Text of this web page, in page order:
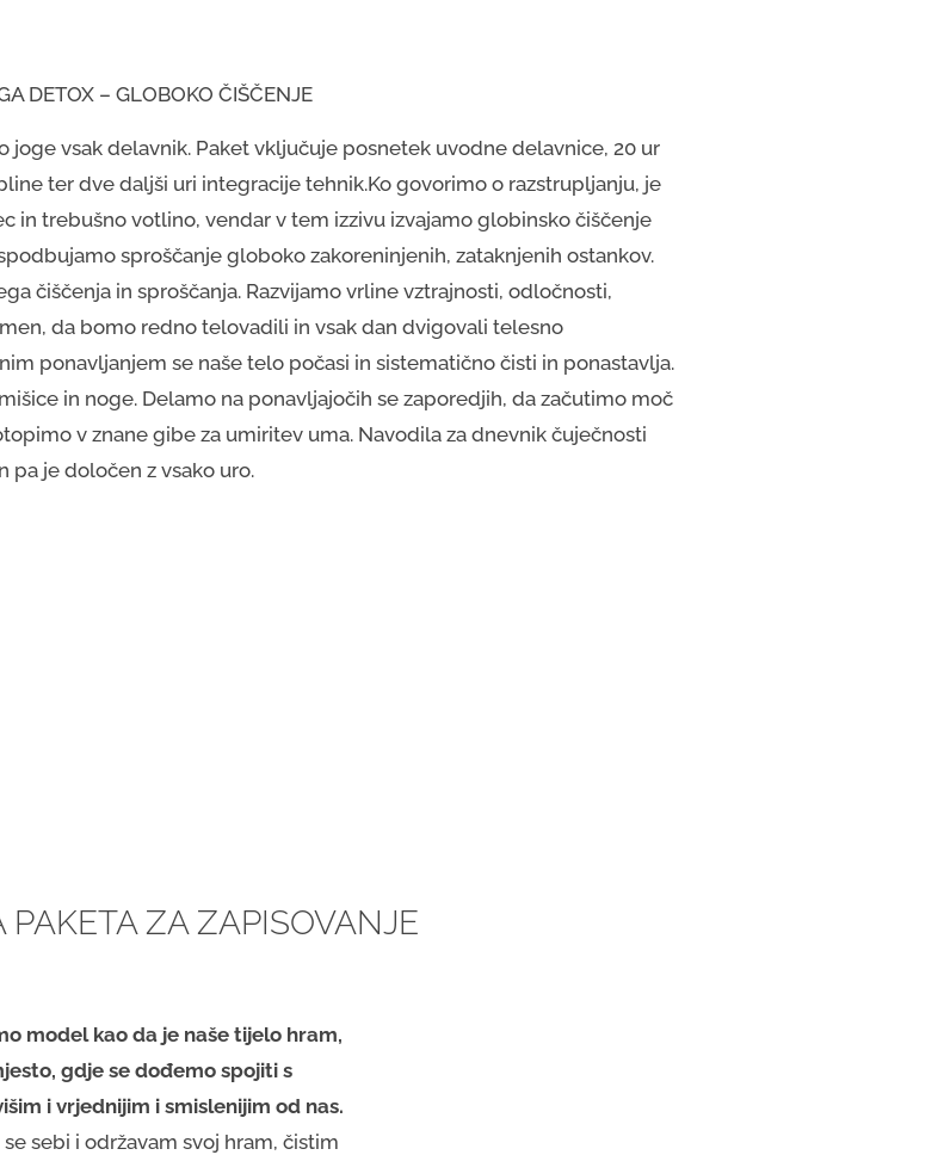
DETOX – GLOBOKO ČIŠČENJE
joge vsak delavnik. Paket vključuje posnetek uvodne delavnice, 20 ur
ter dve daljši uri integracije tehnik.Ko govorimo o razstrupljanju, je
in trebušno votlino, vendar v tem izzivu izvajamo globinsko čiščenje
sproščanje globoko zakoreninjenih, zataknjenih ostankov.
čiščenja in sproščanja. Razvijamo vrline vztrajnosti, odločnosti,
da bomo redno telovadili in vsak dan dvigovali telesno
ponavljanjem se naše telo počasi in sistematično čisti in ponastavlja.
in noge. Delamo na ponavljajočih se zaporedjih, da začutimo moč
v znane gibe za umiritev uma. Navodila za dnevnik čuječnosti
pa je določen z vsako uro.
PAKETA ZA ZAPISOVANJE
model kao da je naše tijelo hram,
gdje se dođemo spojiti s
i vrjednijim i smislenijim od nas.
se sebi i održavam svoj hram, čistim